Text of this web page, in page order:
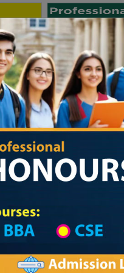
Public University Private
Category Division List